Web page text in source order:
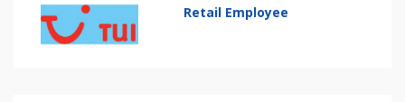
Retail Employee